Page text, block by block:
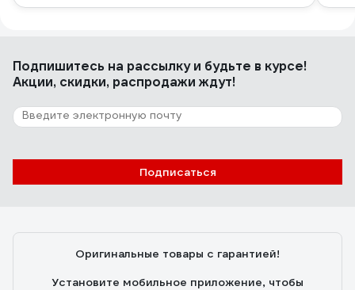
Подпишитесь на рассылкуи будьте в курсе!
Акции, скидки, распродажи ждут!
Подписаться
Оригинальные товары с гарантией!
Установите мобильное приложение, чтобы